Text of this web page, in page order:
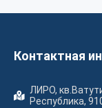
Контактная
ЛИРО,
Республика,